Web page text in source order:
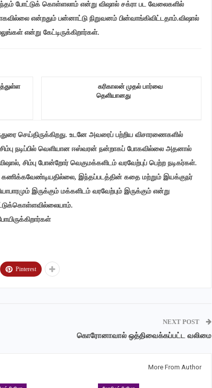
போட்டுக் கொள்ளலாம் என்று விஷால் சக்ரா பட வேலைகளில்
என்றதும் பன்னாட்டு நிறுவனம் பின்வாங்கிவிட்டதாம்.விஷால்
என்று கேட்டிருக்கிறார்கள்.
‎ கரிகாலன் முதல் பார்வை
தெளியானது
செய்திருக்கிறது. உடனே அவரைப் பற்றிய விசாரணைகளில்
நடிப்பில் வெளியான ஈஸ்வரன் நன்றாகப் போகவில்லை அதனால்
சிம்பு போன்றோர் வெகுமக்களிடம் வரவேற்புப் பெற்ற நடிகர்கள்.
இந்தப்படத்தின் கதை மற்றும் இயக்குநர்
இருக்கும் மக்களிடம் வரவேற்பும் இருக்கும் என்று
Pinterest
NEXT POST
கொரோனாவால் ஒத்திவைக்கப்பட்ட வலிமை
More From Author